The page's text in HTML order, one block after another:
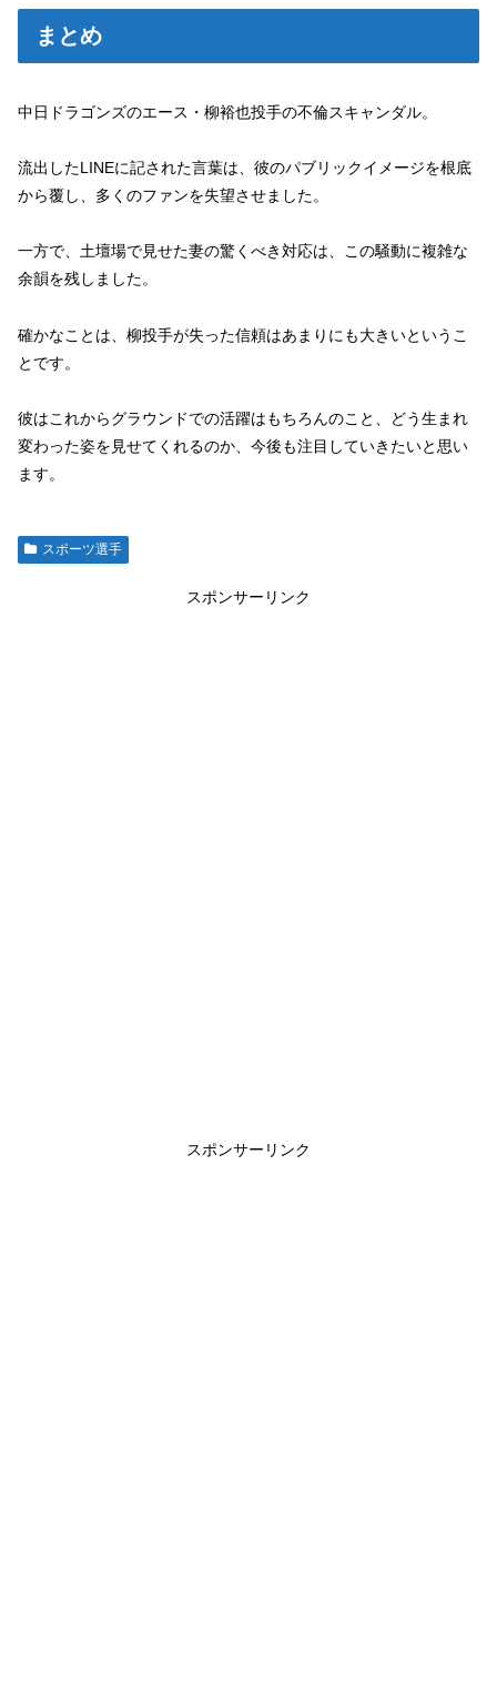
まとめ
中日ドラゴンズのエース・柳裕也投手の不倫スキャンダル。
流出したLINEに記された言葉は、彼のパブリックイメージを根底
から覆し、多くのファンを失望させました。
一方で、土壇場で見せた妻の驚くべき対応は、この騒動に複雑な
余韻を残しました。
確かなことは、柳投手が失った信頼はあまりにも大きいというこ
とです。
彼はこれからグラウンドでの活躍はもちろんのこと、どう生まれ
変わった姿を見せてくれるのか、今後も注目していきたいと思い
ます。
スポーツ選手
スポンサーリンク
スポンサーリンク